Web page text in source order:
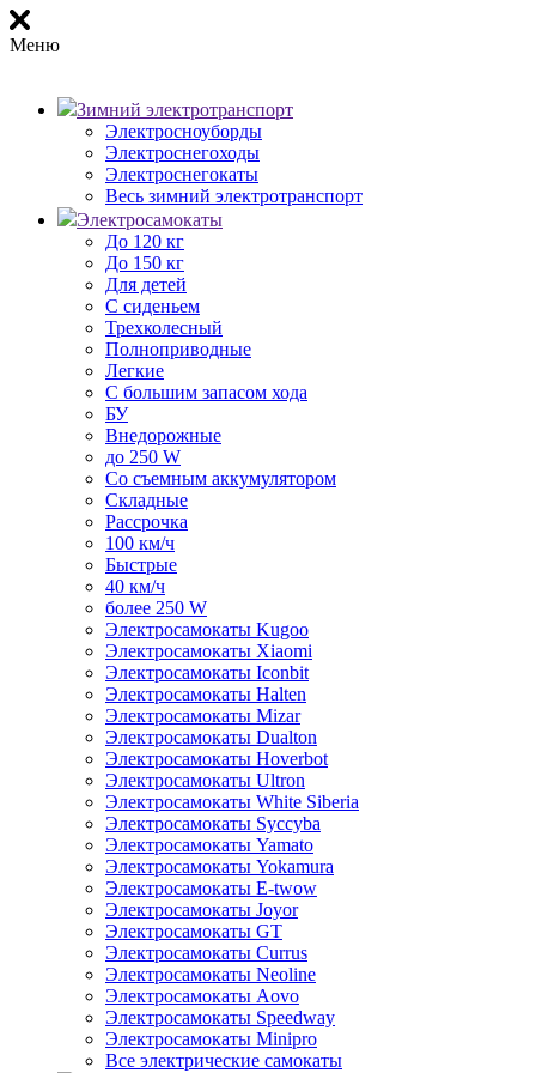
Меню
Зимний электротранспорт
Электросноуборды
Электроснегоходы
Электроснегокаты
Весь зимний электротранспорт
Электросамокаты
До 120 кг
До 150 кг
Для детей
С сиденьем
Трехколесный
Полноприводные
Легкие
С большим запасом хода
БУ
Внедорожные
до 250 W
Со съемным аккумулятором
Складные
Рассрочка
100 км/ч
Быстрые
40 км/ч
более 250 W
Электросамокаты Kugoo
Электросамокаты Xiaomi
Электросамокаты Iconbit
Электросамокаты Halten
Электросамокаты Mizar
Электросамокаты Dualton
Электросамокаты Hoverbot
Электросамокаты Ultron
Электросамокаты White Siberia
Электросамокаты Syccyba
Электросамокаты Yamato
Электросамокаты Yokamura
Электросамокаты E-twow
Электросамокаты Joyor
Электросамокаты GT
Электросамокаты Currus
Электросамокаты Neoline
Электросамокаты Aovo
Электросамокаты Speedway
Электросамокаты Minipro
Все электрические самокаты